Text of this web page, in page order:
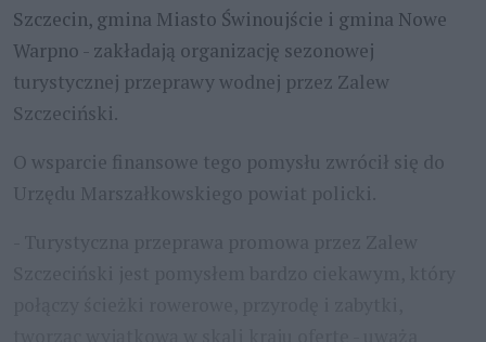
Szczecin, gmina Miasto Świnoujście i gmina Nowe
Warpno - zakładają organizację sezonowej
turystycznej przeprawy wodnej przez Zalew
Szczeciński.
O wsparcie finansowe tego pomysłu zwrócił się do
Urzędu Marszałkowskiego powiat policki.